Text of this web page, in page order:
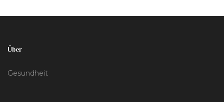
Über
Gesundheit